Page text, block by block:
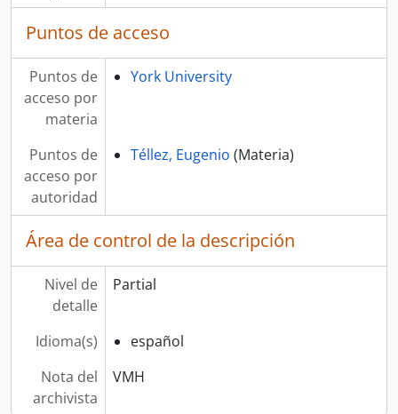
Puntos de acceso
Puntos de
acceso por
materia
York University
Puntos de
acceso por
autoridad
Téllez, Eugenio (Materia)
Área de control de la descripción
Nivel de
detalle
Partial
Idioma(s)
español
Nota del
archivista
VMH